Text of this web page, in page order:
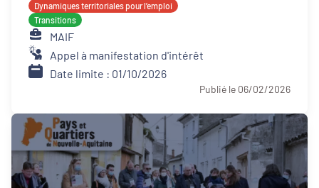
Dynamiques territoriales pour l’emploi
Transitions
MAIF
Appel à manifestation d'intérêt
Date limite : 01/10/2026
Publié le 06/02/2026